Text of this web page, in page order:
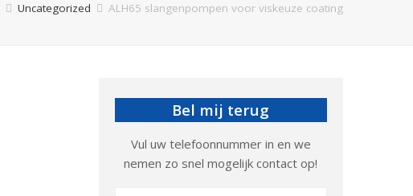
Uncategorized ALH65 slangenpompen voor viskeuze coating
Bel mij terug
Vul uw telefoonnummer in en we
nemen zo snel mogelijk contact op!